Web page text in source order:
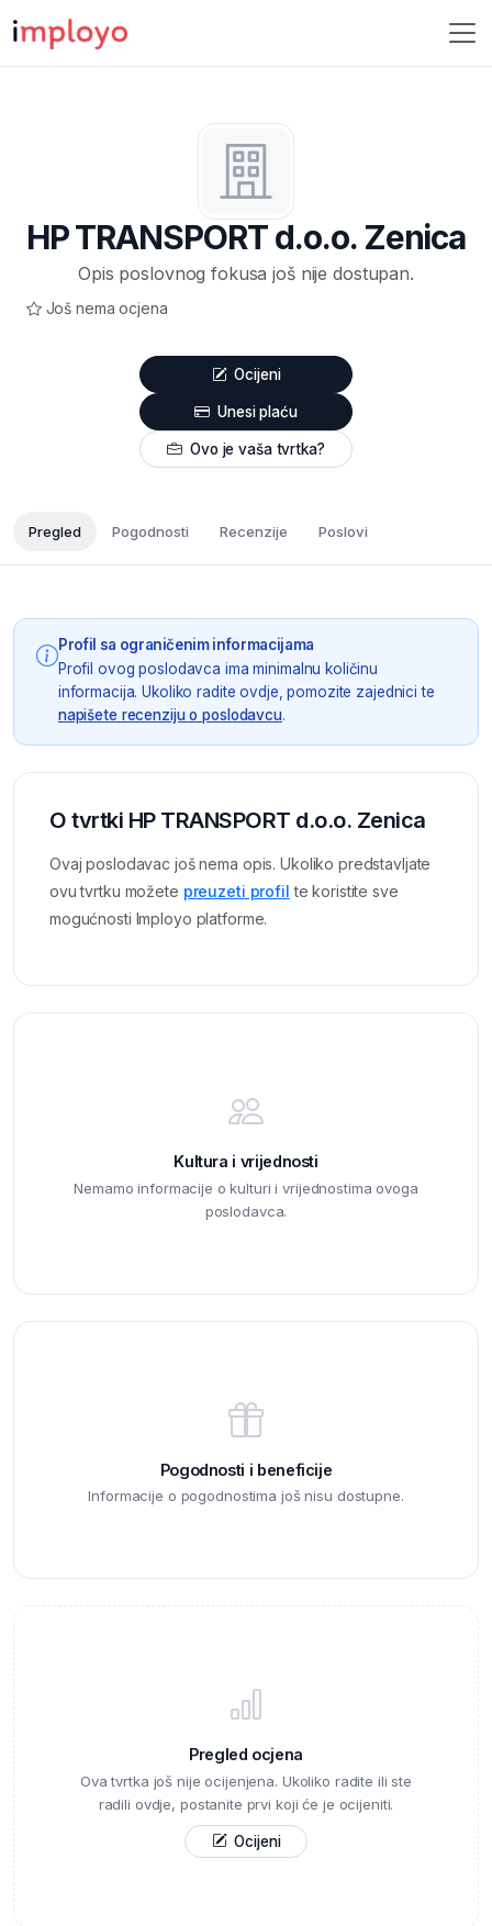
HP TRANSPORT d.o.o. Zenica
Opis poslovnog fokusa još nije dostupan.
Još nema ocjena
Ocijeni
Unesi plaću
Ovo je vaša tvrtka?
Pregled Pogodnosti Recenzije Poslovi
Profil sa ograničenim informacijama
Profil ovog poslodavca ima minimalnu količinu
informacija. Ukoliko radite ovdje, pomozite zajednici te
napišete recenziju o poslodavcu.
O tvrtki HP TRANSPORT d.o.o. Zenica
Ovaj poslodavac još nema opis. Ukoliko predstavljate
ovu tvrtku možete preuzeti profil te koristite sve
mogućnosti Imployo platforme.
Kultura i vrijednosti
Nemamo informacije o kulturi i vrijednostima ovoga
poslodavca.
Pogodnosti i beneficije
Informacije o pogodnostima još nisu dostupne.
Pregled ocjena
Ova tvrtka još nije ocijenjena. Ukoliko radite ili ste
radili ovdje, postanite prvi koji će je ocijeniti.
Ocijeni